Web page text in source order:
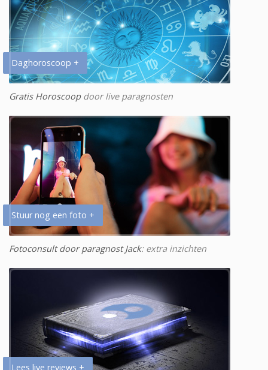
Daghoroscoop +
Gratis Horoscoopdoor live paragnosten
Stuur nog een foto +
Fotoconsult door paragnost Jack: extra inzichten
Lees live reviews +